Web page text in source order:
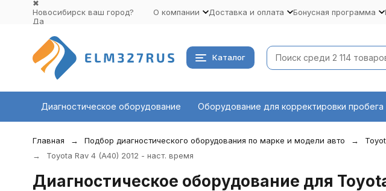
✖
Новосибирск ваш город?
Да
О компании Доставка и оплата Бонусная программа
Каталог
Диагностическое оборудование Оборудование для корректировки пробега
Главная Подбор диагностического оборудования по марке и модели авто
Toyota Rav 4 (A40) 2012 - наст. время
Диагностическое оборудование для